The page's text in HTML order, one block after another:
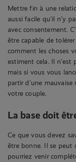
Mettre fin à une
aussi facile qu’il n’y
avec consentement.
être capable de
comment les choses
estiment cela. Il n’est
mais si vous vous
partir d’une
votre couple.
La base doit
Ce que vous devez
être bonne. Il se peut
pourriez venir